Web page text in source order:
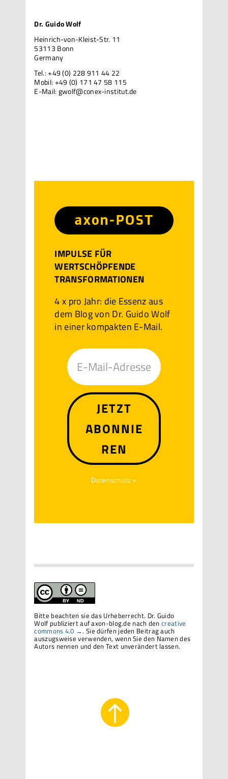
Dr. Guido Wolf
Heinrich-von-Kleist-Str. 11
53113 Bonn
Germany
Tel.: +49 (0) 228 911 44 22
Mobil: +49 (0) 171 47 58 115
E-Mail:gwolf@conex-institut.de
IMPULSE FÜR
WERTSCHÖPFENDE
TRANSFORMATIONEN
4 x pro Jahr: die Essenz aus
dem Blog von Dr. Guido Wolf
in einer kompakten E-Mail.
JETZT
ABONNIE
REN
Datenschutz »
Bitte beachten sie das Urheberrecht. Dr. Guido
Wolf publiziert auf axon-blog.de nach dencreative
commons 4.0 →. Sie dürfen jeden Beitrag auch
auszugsweise verwenden, wenn Sie den Namen des
Autors nennen und den Text unverändert lassen.
